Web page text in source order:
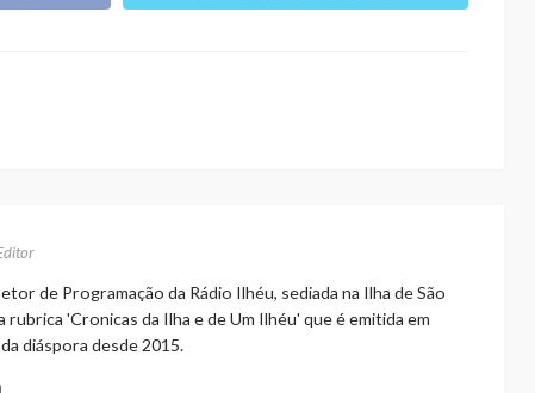
de Programação da Rádio Ilhéu, sediada na Ilha de São
rubrica 'Cronicas da Ilha e de Um Ilhéu' que é emitida em
diáspora desde 2015.